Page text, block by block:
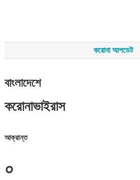
করোনা আপডেট
বাংলাদেশে
করোনাভাইরাস
আক্রান্ত
০